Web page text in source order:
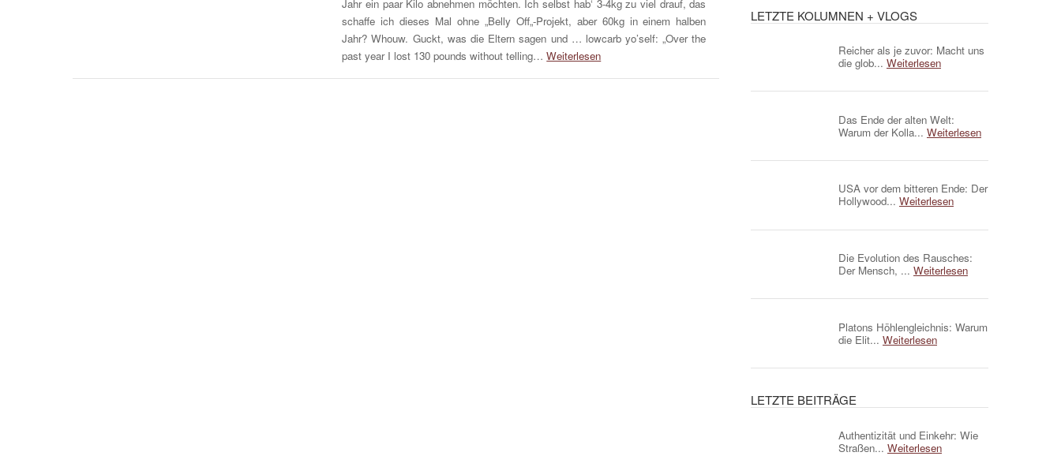
Jahr ein paar Kilo abnehmen möchten. Ich selbst hab‘ 3-4kg zu viel drauf, das
schaffe ich dieses Mal ohne „Belly Off„-Projekt, aber 60kg in einem halben
Jahr? Whouw. Guckt, was die Eltern sagen und … lowcarb yo’self: „Over the
past year I lost 130 pounds without telling…Weiterlesen
LETZTE KOLUMNEN + VLOGS
Reicher als je zuvor: Macht uns
die glob... Weiterlesen
Das Ende der alten Welt:
Warum der Kolla... Weiterlesen
USA vor dem bitteren Ende: Der
Hollywood... Weiterlesen
Die Evolution des Rausches:
Der Mensch, ... Weiterlesen
Platons Höhlengleichnis: Warum
die Elit... Weiterlesen
LETZTE BEITRÄGE
Authentizität und Einkehr: Wie
Straßen... Weiterlesen